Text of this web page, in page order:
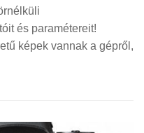
és paramétereit!
képek vannak a gépről,